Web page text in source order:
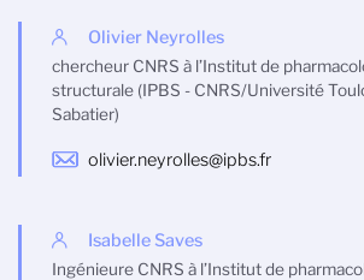
Olivier Neyrolles
chercheur CNRS à l’Institut de
structurale (IPBS - CNRS/Université
Sabatier)
olivier.neyrolles@ipbs.fr
Isabelle Saves
Ingénieure CNRS à l’Institut de